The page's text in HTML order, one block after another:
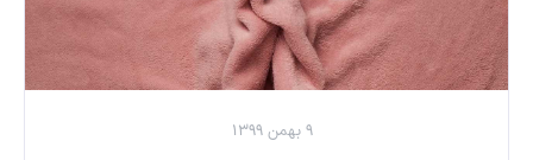
9 بهمن 1399